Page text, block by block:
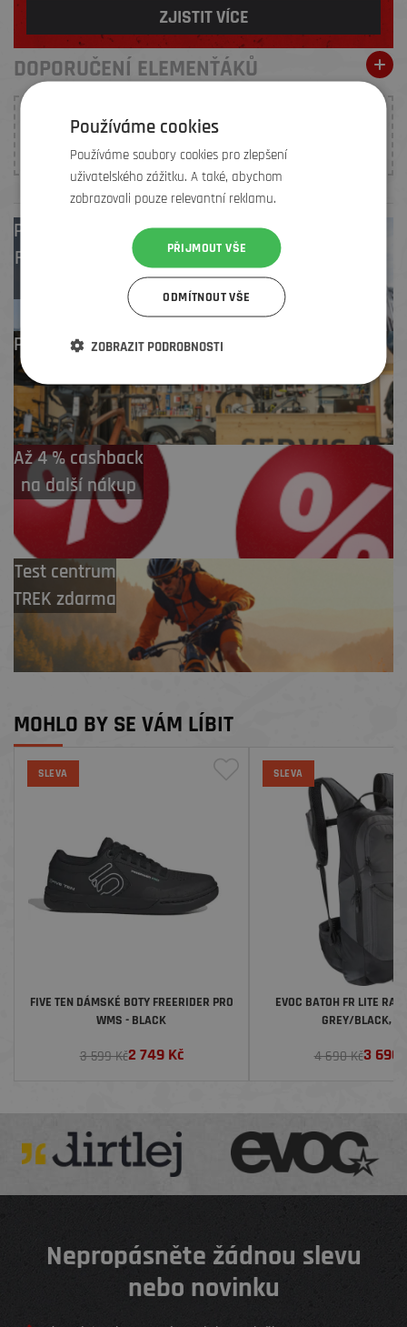
ZJISTIT VÍCE
DOPORUČENÍ ELEMENŤÁKŮ
K tomuto produktu nebylo prozatím vloženo žádné
hodnocení. Buďte první, kdo
přidá doporučení
Prodejny
Frýdek-Místek
Profesionální záruční
i pozáruční servis
Až 4 % cashback
na další nákup
Test centrum
TREK zdarma
MOHLO BY SE VÁM LÍBIT
SLEVA
FIVE TEN DÁMSKÉ BOTY FREERIDER PRO
WMS - BLACK
3 599 Kč2 749Kč
SLEVA
EVOC BATOH FR LITE
GREY/BLACK,
4 690 Kč3 690
Nepropásněte žádnou slevu
nebo novinku
Používáme cookies
Používáme soubory cookies pro zlepšení
uživatelského zážitku. A také, abychom
zobrazovali pouze relevantní reklamu.
PŘIJMOUT VŠE
ODMÍTNOUT VŠE
ZOBRAZIT PODROBNOSTI